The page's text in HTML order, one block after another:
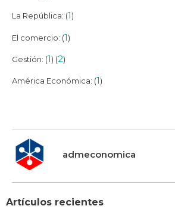
La República: (1)
El comercio: (1)
Gestión: (1) (2)
América Económica: (1)
admeconomica
Artículos recientes